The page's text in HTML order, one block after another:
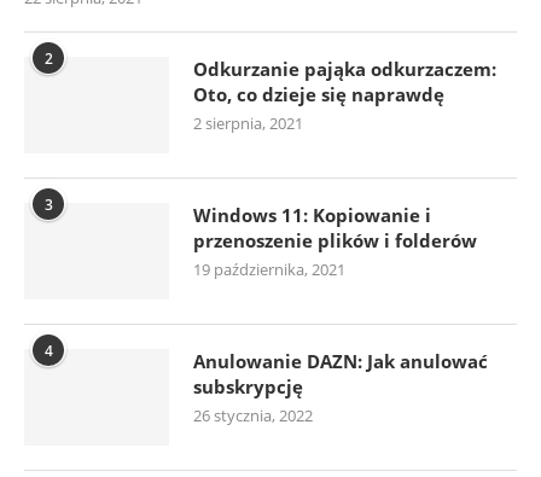
2
Odkurzanie pająka odkurzaczem:
Oto, co dzieje się naprawdę
2 sierpnia, 2021
3
Windows 11: Kopiowanie i
przenoszenie plików i folderów
19 października, 2021
4
Anulowanie DAZN: Jak anulować
subskrypcję
26 stycznia, 2022